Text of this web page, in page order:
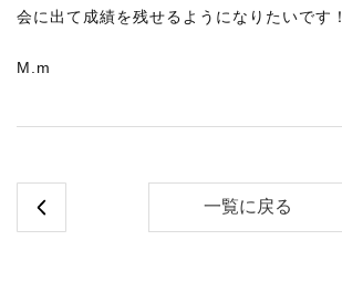
会に出て成績を残せるようになりたいです！
M.m
一覧に戻る